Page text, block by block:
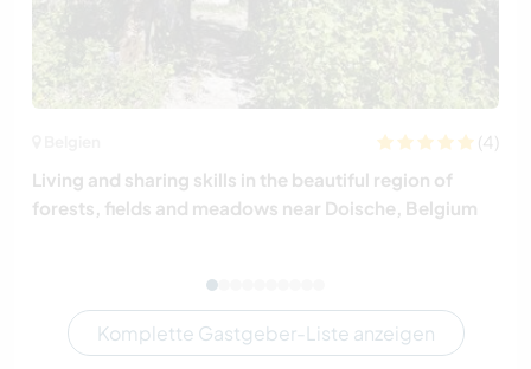
(4)
Living and sharing skills in the beautiful region of
forests, fields and meadows near Doische, Belgium
Komplette Gastgeber-Liste anzeigen